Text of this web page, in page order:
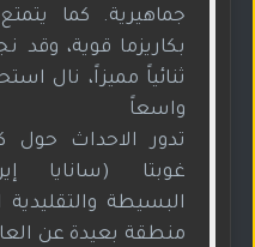
جماهيرية. كما
بكاريزما قوية، وقد
ثنائياً مميزاً، نال
واسعاً
تدور الاحداث حول
غوبتا (سانايا
البسيطة والتقليدية
منطقة بعيدة عن